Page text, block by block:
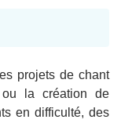
projets de chant
la création de
en difficulté, des